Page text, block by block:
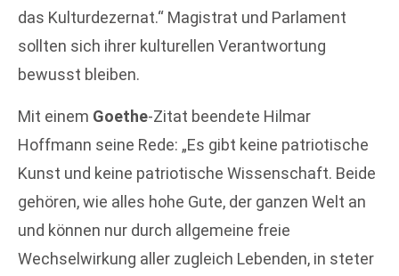
das Kulturdezernat.“ Magistrat und Parlament
sollten sich ihrer kulturellen Verantwortung
bewusst bleiben.
Mit einem Goethe-Zitat beendete Hilmar
Hoffmann seine Rede: „Es gibt keine patriotische
Kunst und keine patriotische Wissenschaft. Beide
gehören, wie alles hohe Gute, der ganzen Welt an
und können nur durch allgemeine freie
Wechselwirkung aller zugleich Lebenden, in steter